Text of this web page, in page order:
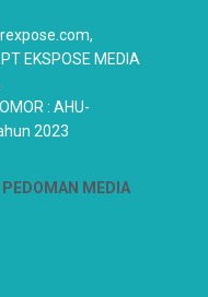
EKSPOSE MEDIA
: AHU-
2023
MEDIA